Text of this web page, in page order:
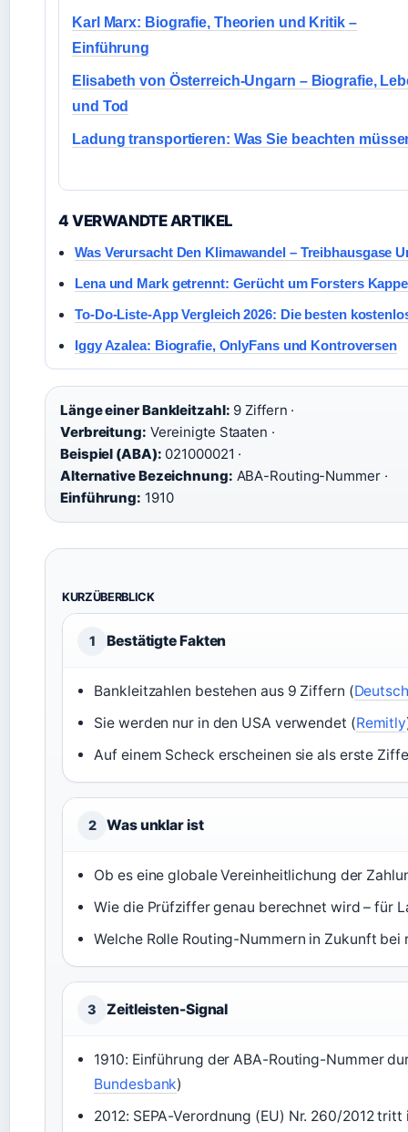
Karl Marx: Biografie, Theorien und Kritik –
Einführung
Elisabeth von Österreich-Ungarn – Biografie,
und Tod
Ladung transportieren: Was Sie beachten
4 VERWANDTE ARTIKEL
Was Verursacht Den Klimawandel – Treibhausgase
Lena und Mark getrennt: Gerücht um Forsters
To-Do-Liste-App Vergleich 2026: Die besten
Iggy Azalea: Biografie, OnlyFans und Kontroversen
Länge einer Bankleitzahl: 9 Ziffern ·
Verbreitung: Vereinigte Staaten ·
Beispiel (ABA): 021000021 ·
Alternative Bezeichnung: ABA-Routing-Nummer ·
Einführung: 1910
KURZÜBERBLICK
1 Bestätigte Fakten
Bankleitzahlen bestehen aus 9 Ziffern (
Sie werden nur in den USA verwendet (Remitly
Auf einem Scheck erscheinen sie als erste
2 Was unklar ist
Ob es eine globale Vereinheitlichung der
Wie die Prüfziffer genau berechnet wird – für
Welche Rolle Routing-Nummern in Zukunft
3 Zeitleisten-Signal
1910: Einführung der ABA-Routing-Nummer
Bundesbank)
2012: SEPA-Verordnung (EU) Nr. 260/2012 tritt